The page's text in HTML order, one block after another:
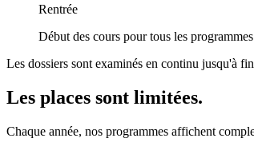
Rentrée
Début des cours pour tous les
Les dossiers sont examinés en continu jusqu'à
Les places sont limitées.
Chaque année, nos programmes affichent